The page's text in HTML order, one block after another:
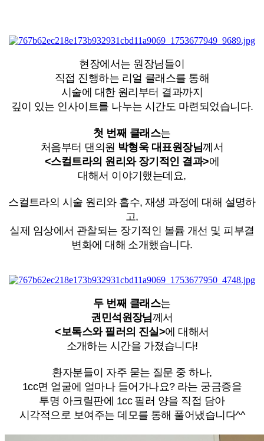
현장에서는 원장님들이
직접 진행하는 리얼 클래스를 통해
시술에 대한 원리부터 결과까지
깊이 있는 인사이트를 나누는 시간도 마련되었습니다.
첫 번째 클래스는
처음부터 댄의원 박형욱 대표원장님께서
<스컬트라의 원리와 장기적인 결과>에
대해서 이야기했는데요,
스컬트라의 시술 원리와 흡수, 재생 과정에 대해 설명하
고,
실제 임상에서 관찰되는 장기적인 볼륨 개선 및 피부결
변화에 대해 소개했습니다.
두 번째 클래스는
권민석원장님께서
<보톡스와 필러의 진실>에 대해서
소개하는 시간을 가졌습니다!
환자분들이 자주 묻는 질문 중 하나,
1cc면 얼굴에 얼마나 들어가나요? 라는 궁금증을
투명 아크릴판에 1cc 필러 양을 직접 담아
시각적으로 보여주는 데모를 통해 풀어냈습니다^^